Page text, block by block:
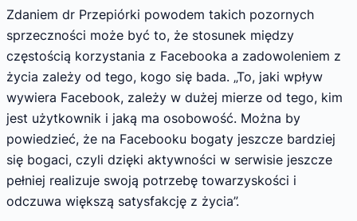
Zdaniem dr Przepiórki powodem takich pozornych
sprzeczności może być to, że stosunek między
częstością korzystania z Facebooka a zadowoleniem z
życia zależy od tego, kogo się bada. „To, jaki wpływ
wywiera Facebook, zależy w dużej mierze od tego, kim
jest użytkownik i jaką ma osobowość. Można by
powiedzieć, że na Facebooku bogaty jeszcze bardziej
się bogaci, czyli dzięki aktywności w serwisie jeszcze
pełniej realizuje swoją potrzebę towarzyskości i
odczuwa większą satysfakcję z życia”.